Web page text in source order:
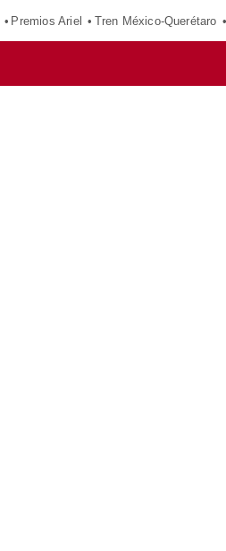
Premios Ariel Tren México-Querétaro